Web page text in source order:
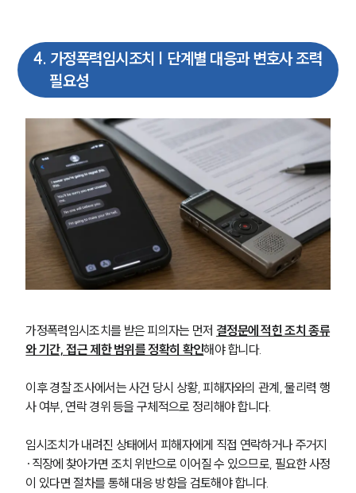
4. 가정폭력임시조치 | 단계별 대응과 변호사 조력
필요성
가정폭력임시조치를 받은 피의자는 먼저 결정문에 적힌 조치 종류
와 기간, 접근 제한 범위를 정확히 확인해야 합니다.
이후 경찰 조사에서는 사건 당시 상황, 피해자와의 관계, 물리력 행
사 여부, 연락 경위 등을 구체적으로 정리해야 합니다.
임시조치가 내려진 상태에서 피해자에게 직접 연락하거나 주거지
·직장에 찾아가면 조치 위반으로 이어질 수 있으므로, 필요한 사정
이 있다면 절차를 통해 대응 방향을 검토해야 합니다.